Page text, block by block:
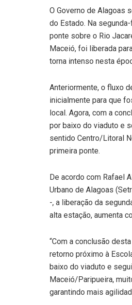
O Governo de Alagoas
do Estado. Na
ponte sobre o Rio
Maceió, foi liberada
torna intenso nesta
Anteriormente, o fluxo
inicialmente para que
local. Agora, com a
por baixo do viaduto e
sentido Centro/Litoral
primeira ponte.
De acordo com Rafael
Urbano de Alagoas
-, a liberação da
alta estação, aumenta
“Com a conclusão
retorno próximo à
baixo do viaduto e
Maceió/Paripueira,
garantindo mais